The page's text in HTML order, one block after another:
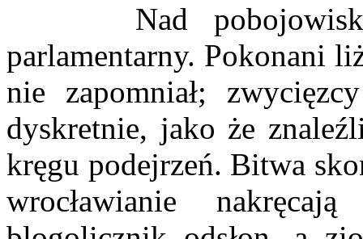
Nad
parlamentarny. Pokonani
nie zapomniał;
dyskretnie, jako że
kręgu podejrzeń. Bitwa
wrocławianie